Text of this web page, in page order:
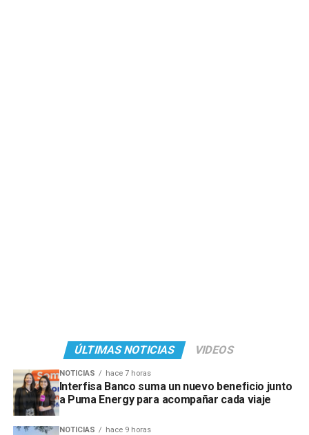
ÚLTIMAS NOTICIAS VIDEOS
NOTICIAS hace 7 horas
Interfisa Banco suma un nuevo beneficio junto
a Puma Energy para acompañar cada viaje
NOTICIAS hace 9 horas